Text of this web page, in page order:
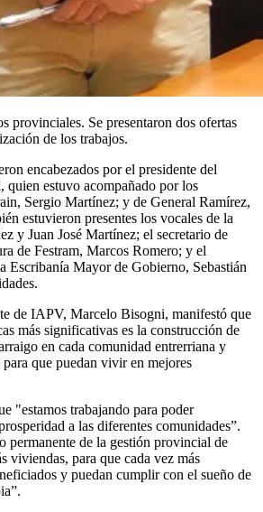
provinciales. Se presentaron dos ofertas
de los trabajos.
encabezados por el presidente del
estuvo acompañado por los
Sergio Martínez; y de General Ramírez,
estuvieron presentes los vocales de la
y Juan José Martínez; el secretario de
de Festram, Marcos Romero; y el
Escribanía Mayor de Gobierno, Sebastián
de IAPV, Marcelo Bisogni, manifestó que
más significativas es la construcción de
en cada comunidad entrerriana y
que puedan vivir en mejores
"estamos trabajando para poder
a las diferentes comunidades”.
permanente de la gestión provincial de
viviendas, para que cada vez más
y puedan cumplir con el sueño de